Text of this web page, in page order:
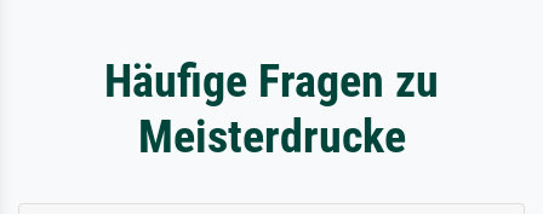
Häufige Fragen zu
Meisterdrucke